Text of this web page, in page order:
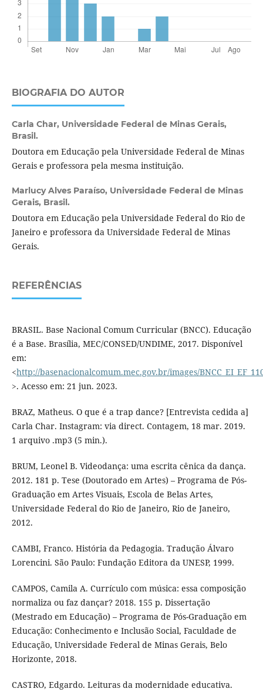
BIOGRAFIA DO AUTOR
Carla Char, Universidade Federal de Minas Gerais,
Brasil.
Doutora em Educação pela Universidade Federal de Minas
Gerais e professora pela mesma instituição.
Marlucy Alves Paraíso, Universidade Federal de Minas
Gerais, Brasil.
Doutora em Educação pela Universidade Federal do Rio de
Janeiro e professora da Universidade Federal de Minas
Gerais.
REFERÊNCIAS
BRASIL. Base Nacional Comum Curricular (BNCC). Educação
é a Base. Brasília, MEC/CONSED/UNDIME, 2017. Disponível
em:
<http://basenacionalcomum.mec.gov.br/images/
>. Acesso em: 21 jun. 2023.
BRAZ, Matheus. O que é a trap dance? [Entrevista cedida a]
Carla Char. Instagram: via direct. Contagem, 18 mar. 2019.
1 arquivo .mp3 (5 min.).
BRUM, Leonel B. Videodança: uma escrita cênica da dança.
2012. 181 p. Tese (Doutorado em Artes) – Programa de Pós-
Graduação em Artes Visuais, Escola de Belas Artes,
Universidade Federal do Rio de Janeiro, Rio de Janeiro,
2012.
CAMBI, Franco. História da Pedagogia. Tradução Álvaro
Lorencini. São Paulo: Fundação Editora da UNESP, 1999.
CAMPOS, Camila A. Currículo com música: essa composição
normaliza ou faz dançar? 2018. 155 p. Dissertação
(Mestrado em Educação) – Programa de Pós-Graduação em
Educação: Conhecimento e Inclusão Social, Faculdade de
Educação, Universidade Federal de Minas Gerais, Belo
Horizonte, 2018.
CASTRO, Edgardo. Leituras da modernidade educativa.